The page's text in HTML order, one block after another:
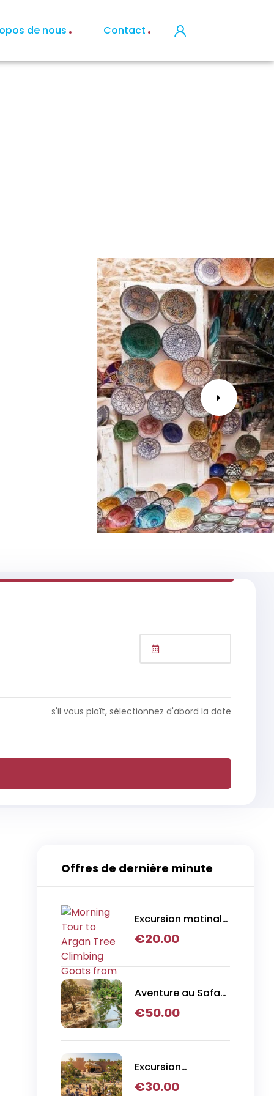
de nous Contact
s'il vous plaît, sélectionnez d'abord la date
Offres de dernière minute
Excursion matinale
aux chèvres
arganiers au
€20.00
Aventure au Safari
d'Agadir, au
Parc des Lions
€50.00
Excursion
Crocoparc et
€30.00